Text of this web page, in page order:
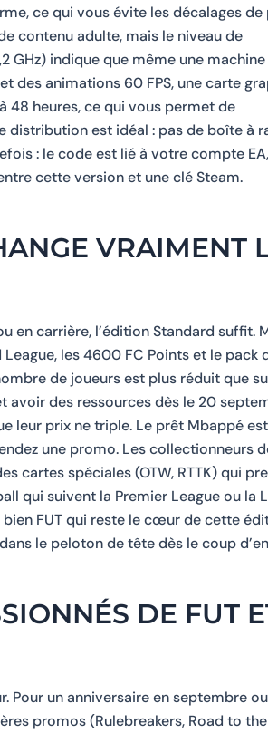
ce qui vous évite les décalages de
contenu adulte, mais le niveau de
GHz) indique que même une
des animations 60 FPS, une carte
48 heures, ce qui vous permet de
distribution est idéal : pas de boîte à
: le code est lié à votre compte
cette version et une clé Steam.
VRAIMENT
en carrière, l’édition Standard suffit.
les 4600 FC Points et le pack
de joueurs est plus réduit que
avoir des ressources dès le 20
leur prix ne triple. Le prêt Mbappé
une promo. Les collectionneurs
cartes spéciales (OTW, RTTK) qui
qui suivent la Premier League ou la
FUT qui reste le cœur de cette
le peloton de tête dès le coup
DE FUT
Pour un anniversaire en septembre ou
promos (Rulebreakers, Road to the